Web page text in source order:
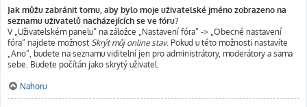
Jak můžu zabránit tomu, aby bylo moje uživatelské jméno zobrazeno na
seznamu uživatelů nacházejících se ve fóru?
V „Uživatelském panelu“ na záložce „Nastavení fóra“ -> „Obecné nastavení
fóra“ najdete možnost Skrýt můj online stav. Pokud u této možnosti nastavíte
„Ano“, budete na seznamu viditelní jen pro administrátory, moderátory a sama
sebe. Budete počítán jako skrytý uživatel.
Nahoru